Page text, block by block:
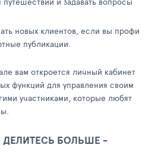
новых клиентов, если вы профи
публикации.
вам откроется личный кабинет
функций для управления своим
участниками, которые любят
БОЛЬШЕ -